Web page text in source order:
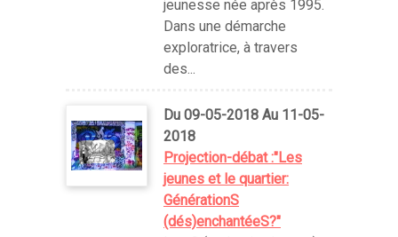
jeunesse née après 1995.
Dans une démarche
exploratrice, à travers
des...
Du 09-05-2018 Au 11-05-
2018
Projection-débat :"Les
jeunes et le quartier:
GénérationS
(dés)enchantéeS?"